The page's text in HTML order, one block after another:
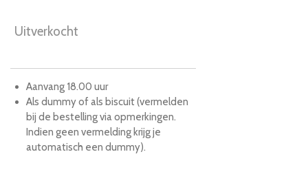
Uitverkocht
Aanvang 18.00 uur
Als dummy of als biscuit (vermelden
bij de bestelling via opmerkingen.
Indien geen vermelding krijg je
automatisch een dummy).